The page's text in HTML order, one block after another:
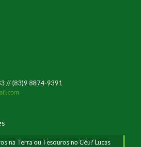
// (83)9 8874-9391
na Terra ou Tesouros no Céu? Lucas